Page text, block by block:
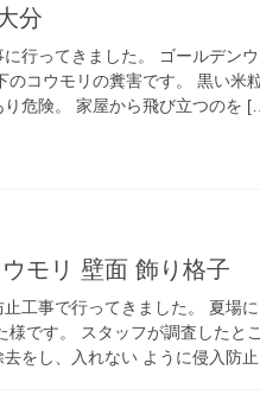
分
行ってきました。 ゴールデン
のコウモリの糞害です。 黒い米
り危険。 家屋から飛び立つのを
モリ 壁面 飾り格子
工事で行ってきました。 夏場
様です。 スタッフが調査したと
去をし、入れない ように侵入防